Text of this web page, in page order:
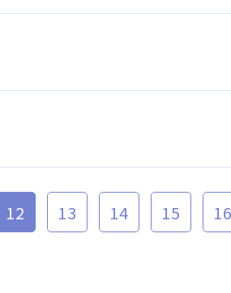
12 13 14 15 16